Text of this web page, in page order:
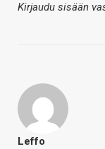
Kirjaudu sisään
Leffo